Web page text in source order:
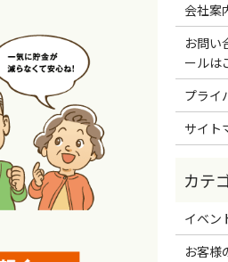
会社案
お問
ールは
プライ
サイト
イベン
お客様